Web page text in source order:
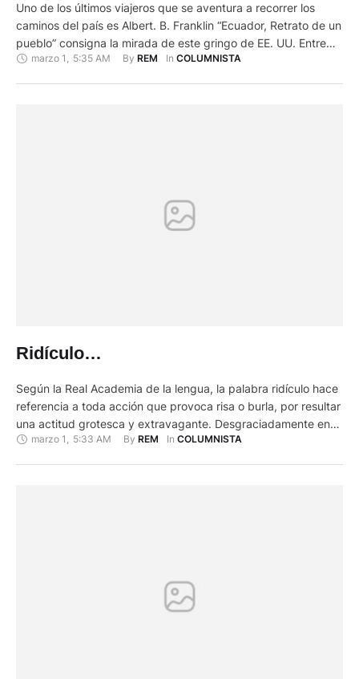
Uno de los últimos viajeros que se aventura a recorrer los
caminos del país es Albert. B. Franklin “Ecuador, Retrato de un
pueblo” consigna la mirada de este gringo de EE. UU. Entre
los años 1940-1942. A mula, a pie, en un polvoriento autobús,
marzo 1 5:35 AM By REM In COLUMNISTA
Ridículo…
Según la Real Academia de la lengua, la palabra ridículo hace
referencia a toda acción que provoca risa o burla, por resultar
una actitud grotesca y extravagante. Desgraciadamente en
nuestro país, y en estos últimos tiempos, sobre todo en el
marzo 1 5:33 AM By REM In COLUMNISTA